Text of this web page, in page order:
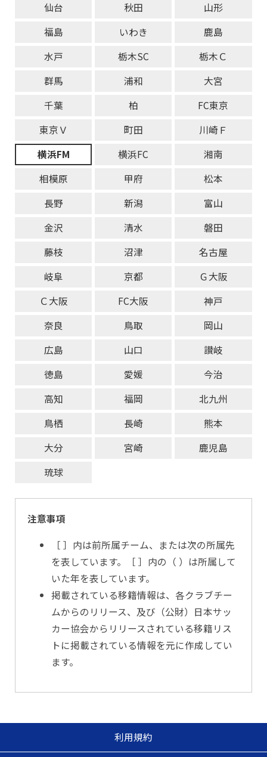
仙台
秋田
山形
福島
いわき
鹿島
水戸
栃木SC
栃木Ｃ
群馬
浦和
大宮
千葉
柏
FC東京
東京Ｖ
町田
川崎Ｆ
横浜FM
横浜FC
湘南
相模原
甲府
松本
長野
新潟
富山
金沢
清水
磐田
藤枝
沼津
名古屋
岐阜
京都
Ｇ大阪
Ｃ大阪
FC大阪
神戸
奈良
鳥取
岡山
広島
山口
讃岐
徳島
愛媛
今治
高知
福岡
北九州
鳥栖
長崎
熊本
大分
宮崎
鹿児島
琉球
注意事項
［ ］内は前所属チーム、または次の所属先
を表しています。［ ］内の（ ）は所属して
いた年を表しています。
掲載されている移籍情報は、各クラブチー
ムからのリリース、及び（公財）日本サッ
カー協会からリリースされている移籍リス
トに掲載されている情報を元に作成してい
ます。
利用規約